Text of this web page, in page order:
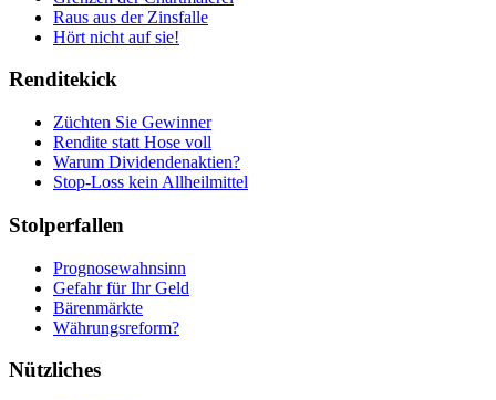
Raus aus der Zinsfalle
Hört nicht auf sie!
Renditekick
Züchten Sie Gewinner
Rendite statt Hose voll
Warum Dividendenaktien?
Stop-Loss kein Allheilmittel
Stolperfallen
Prognosewahnsinn
Gefahr für Ihr Geld
Bärenmärkte
Währungsreform?
Nützliches